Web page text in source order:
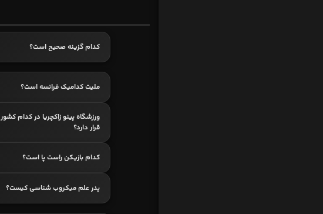
کدام گزینه صحیح است؟
ملیت کدامیک فرانسه است؟
ورزشگاه پینو زاکچریا در کدام کشور
قرار دارد؟
کدام بازیکن راست پا است؟
پدر علم میکروب شناسی کیست؟